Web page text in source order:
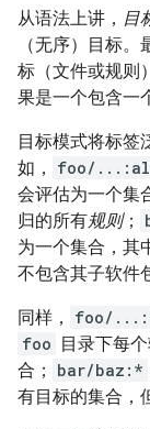
从语法上讲， 目
（无序）目标
标（文件或规则
果是一个包含一
目标模式将标签
如，
foo/
会评估为一个集
归的所有规则；
为一个集合，其
不包含其子软件
同样， foo/
foo 目录下每
合；
bar/baz:*
有目标的集合，